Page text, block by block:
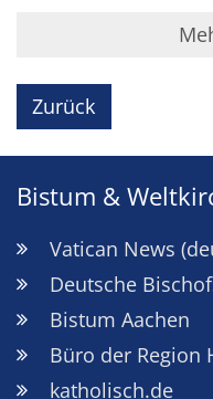
Zurück
Bistum &
Vatican News
Deutsche
Bistum Aachen
Büro der Region
katholisch.de